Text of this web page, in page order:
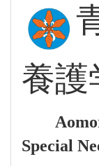
養護
Special